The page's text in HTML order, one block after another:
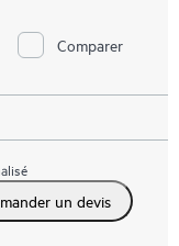
Comparer
un devis